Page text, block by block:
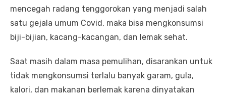
mencegah radang tenggorokan yang menjadi salah
satu gejala umum Covid, maka bisa mengkonsumsi
biji-bijian, kacang-kacangan, dan lemak sehat.
Saat masih dalam masa pemulihan, disarankan untuk
tidak mengkonsumsi terlalu banyak garam, gula,
kalori, dan makanan berlemak karena dinyatakan